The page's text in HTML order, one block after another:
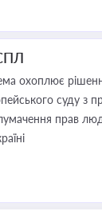
охоплює
суду з
прав